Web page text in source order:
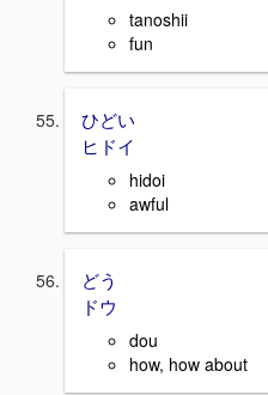
tanoshii
fun
ひどい
ヒドイ
hidoi
awful
どう
ドウ
dou
how, how about